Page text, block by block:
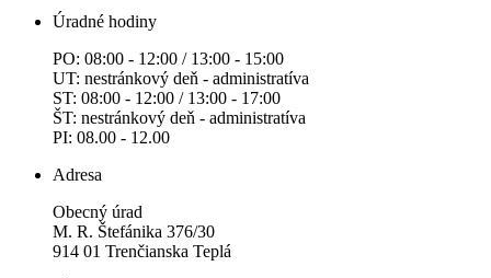
Úradné hodiny
PO: 08:00 - 12:00 / 13:00 - 15:00
UT: nestránkový deň - administratíva
ST: 08:00 - 12:00 / 13:00 - 17:00
ŠT: nestránkový deň - administratíva
PI: 08.00 - 12.00
Adresa
Obecný úrad
M. R. Štefánika 376/30
914 01 Trenčianska Teplá